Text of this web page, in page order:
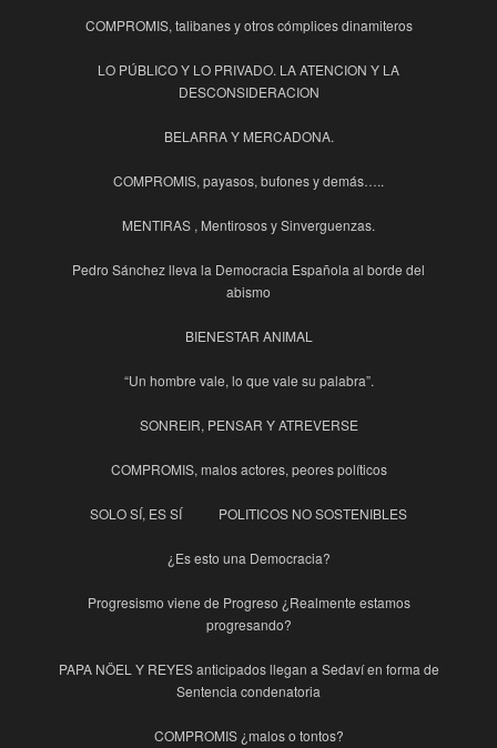
COMPROMIS, talibanes y otros cómplices dinamiteros
LO PÚBLICO Y LO PRIVADO. LA ATENCION Y LA
DESCONSIDERACION
BELARRA Y MERCADONA.
COMPROMIS, payasos, bufones y demás…..
MENTIRAS , Mentirosos y Sinverguenzas.
Pedro Sánchez lleva la Democracia Española al borde del
abismo
BIENESTAR ANIMAL
“Un hombre vale, lo que vale su palabra”.
SONREIR, PENSAR Y ATREVERSE
COMPROMIS, malos actores, peores políticos
SOLO SÍ, ES SÍ POLITICOS NO SOSTENIBLES
¿Es esto una Democracia?
Progresismo viene de Progreso ¿Realmente estamos
progresando?
PAPA NÖEL Y REYES anticipados llegan a Sedaví en forma de
Sentencia condenatoria
COMPROMIS ¿malos o tontos?